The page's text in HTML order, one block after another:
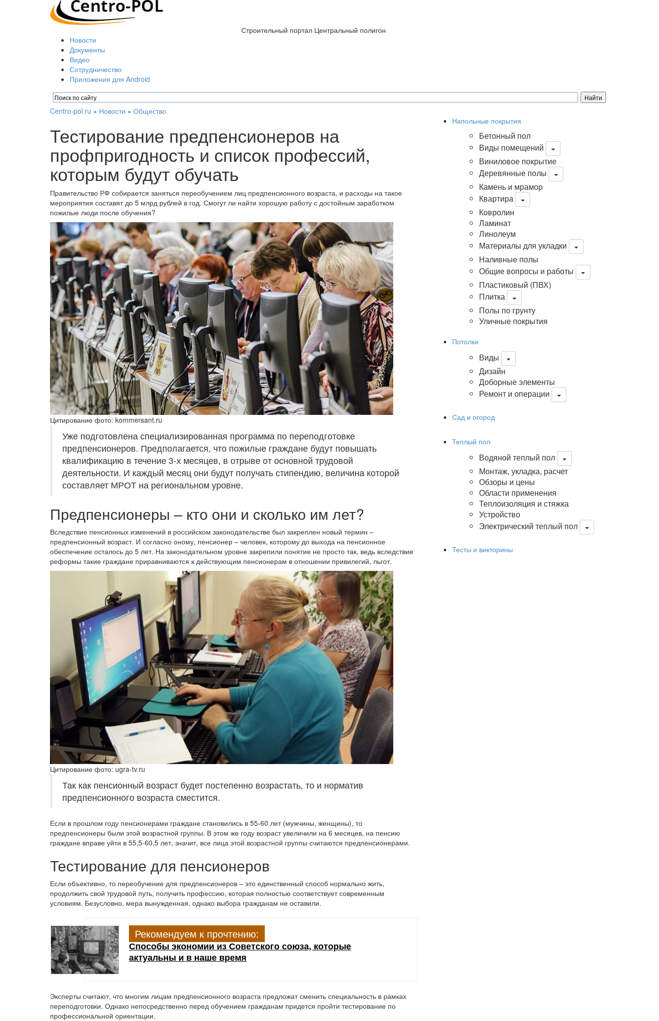
Строительный портал Центральный полигон
Новости
Документы
Видео
Сотрудничество
Приложения для Android
Centro-pol.ru » Новости » Общество
Тестирование предпенсионеров на
профпригодность и список профессий,
которым будут обучать
Правительство РФ собирается заняться переобучением лиц предпенсионного возраста, и расходы на такое
мероприятия составят до 5 млрд рублей в год. Смогут ли найти хорошую работу с достойным заработком
пожилые люди после обучения?
Цитирование фото: kommersant.ru
Уже подготовлена специализированная программа по переподготовке
предпенсионеров. Предполагается, что пожилые граждане будут повышать
квалификацию в течение 3-х месяцев, в отрыве от основной трудовой
деятельности. И каждый месяц они будут получать стипендию, величина которой
составляет МРОТ на региональном уровне.
Предпенсионеры – кто они и сколько им лет?
Вследствие пенсионных изменений в российском законодательстве был закреплен новый термин –
предпенсионный возраст. И согласно оному, пенсионер – человек, которому до выхода на пенсионное
обеспечение осталось до 5 лет. На законодательном уровне закрепили понятие не просто так, ведь вследствие
реформы такие граждане приравниваются к действующим пенсионерам в отношении привилегий, льгот.
Цитирование фото: ugra-tv.ru
Так как пенсионный возраст будет постепенно возрастать, то и норматив
предпенсионного возраста сместится.
Если в прошлом году пенсионерами граждане становились в 55-60 лет (мужчины, женщины), то
предпенсионеры были этой возрастной группы. В этом же году возраст увеличили на 6 месяцев, на пенсию
граждане вправе уйти в 55,5-60,5 лет, значит, все лица этой возрастной группы считаются предпенсионерами.
Тестирование для пенсионеров
Если объективно, то переобучение для предпенсионеров – это единственный способ нормально жить,
продолжить свой трудовой путь, получить профессию, которая полностью соответствует современным
условиям. Безусловно, мера вынужденная, однако выбора гражданам не оставили.
Рекомендуем к прочтению:
Способы экономии из Советского союза, которые
актуальны и в наше время
Эксперты считают, что многим лицам предпенсионного возраста предложат сменить специальность в рамках
переподготовки. Однако непосредственно перед обучением гражданам придется пройти тестирование по
профессиональной ориентации.
Напольные покрытия
Бетонный пол
Виды помещений
Виниловое покрытие
Деревянные полы
Камень и мрамор
Квартира
Ковролин
Ламинат
Линолеум
Материалы для укладки
Наливные полы
Общие вопросы и работы
Пластиковый (ПВХ)
Плитка
Полы по грунту
Уличные покрытия
Потолки
Виды
Дизайн
Доборные элементы
Ремонт и операции
Сад и огород
Теплый пол
Водяной теплый пол
Монтаж, укладка, расчет
Обзоры и цены
Области применения
Теплоизоляция и стяжка
Устройство
Электрический теплый пол
Тесты и викторины